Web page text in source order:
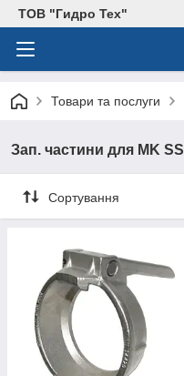
ТОВ "Гидро Тех"
Товари та послуги
Зап. частини для MK SS
Сортування